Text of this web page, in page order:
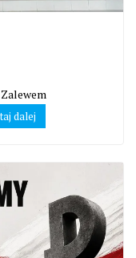
dalej